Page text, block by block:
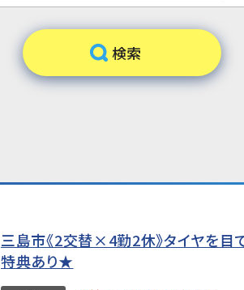
三島市《2交替×4勤2休》タイヤを
特典あり★